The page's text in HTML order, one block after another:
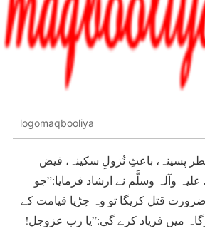
logomaqbooliya
پسینہ، باعثِ نُزولِ سکینہ، فیض
وآلہ وسلَّم نے ارشاد فرمایا:”جو
قتل کریگا تو وہ چڑیا قيامت کے
ميں فرياد کرے گی:”يا رب عزوجل!